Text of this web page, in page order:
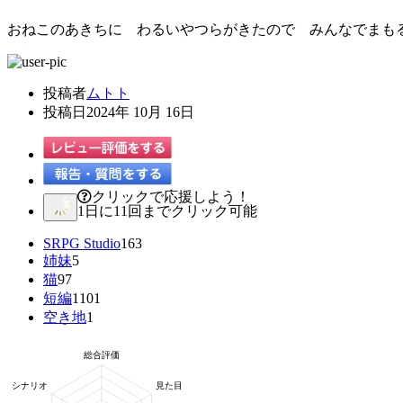
おねこのあきちに わるいやつらがきたので みんなでまも
投稿者ムトト
投稿日 2024年 10月 16日
クリックで応援しよう！
1日に11回までクリック可能
SRPG Studio163
姉妹5
猫97
短編1101
空き地1